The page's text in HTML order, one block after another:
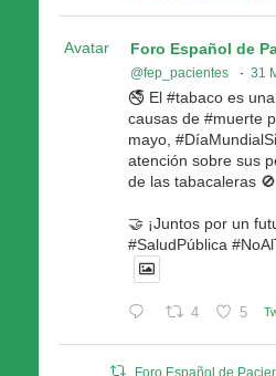
Avatar Foro Español de
@fep_pacientes · 31
🚭 El #tabaco es
causas de #muerte
mayo,
atención sobre sus
de las tabacaleras
🤝 ¡Juntos por un
#SaludPública
4 5
Foro Español de